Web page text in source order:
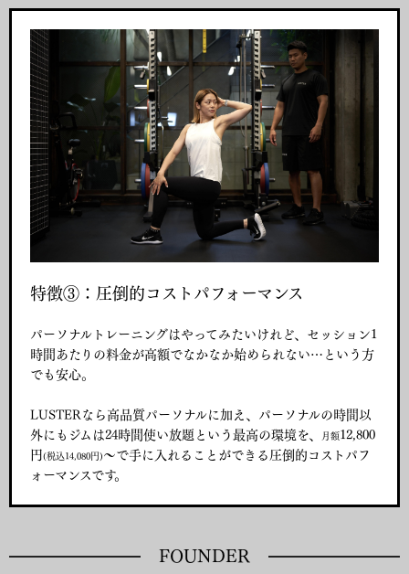
特徴③：圧倒的コストパフォーマンス
パーソナルトレーニングはやってみたいけれど、セッション1
時間あたりの料金が高額でなかなか始められない…という方
でも安心。
LUSTERなら高品質パーソナルに加え、パーソナルの時間以
外にもジムは24時間使い放題という最高の環境を、
月額 12,800
円 (税込14,080円) 〜で手に入れることができる圧倒的コストパフ
ォーマンスです。
FOUNDER